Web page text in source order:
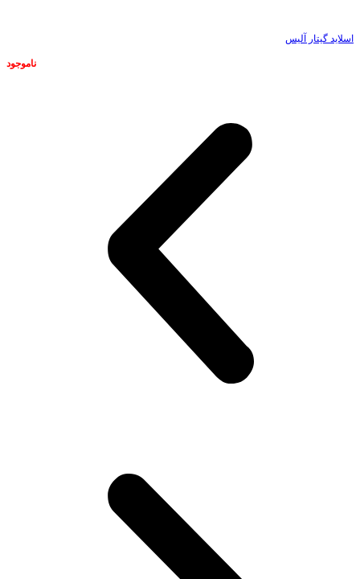
اسلاید گیتار آلیس
ناموجود